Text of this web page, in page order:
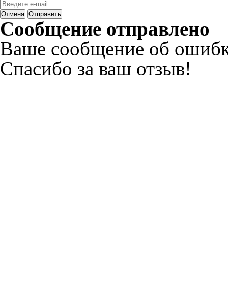
Отмена Отправить
Сообщение отправлено
Ваше сообщение об
Спасибо за ваш отзыв!